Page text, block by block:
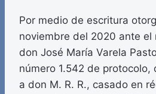
Por medio de escritura
noviembre del 2020 ante el
don José María Varela
número 1.542 de protocolo,
a don M. R. R., casado en